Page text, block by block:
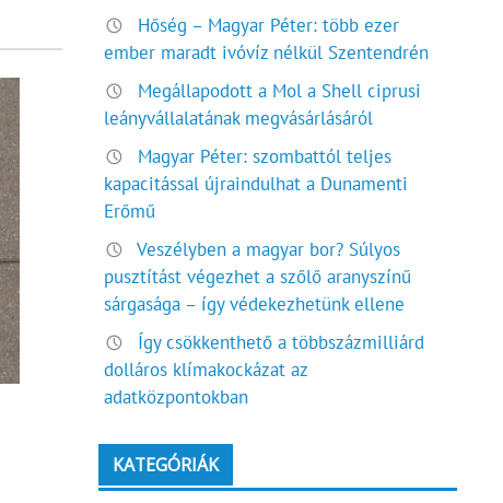
Hőség – Magyar Péter: több ezer
ember maradt ivóvíz nélkül Szentendrén
Megállapodott a Mol a Shell ciprusi
leányvállalatának megvásárlásáról
Magyar Péter: szombattól teljes
kapacitással újraindulhat a Dunamenti
Erőmű
Veszélyben a magyar bor? Súlyos
pusztítást végezhet a szőlő aranyszínű
sárgasága – így védekezhetünk ellene
Így csökkenthető a többszázmilliárd
dolláros klímakockázat az
adatközpontokban
KATEGÓRIÁK